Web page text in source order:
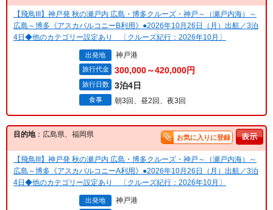
【飛鳥III】神戸発 秋の瀬戸内 広島・博多クルーズ・神戸～（瀬戸内海）～
広島～博多《アスカバルコニーB利用》●2026年10月26日（月）出航／3泊
4日◆他のカテゴリー設定あり 〔クルーズ紀行：2026年10月〕
出発地 神戸港
旅行代金 300,000～420,000円
旅行日数 3泊4日
食事 朝3回、昼2回、夜3回
目的地：広島県、福岡県 お気に入りに登録
【飛鳥III】神戸発 秋の瀬戸内 広島・博多クルーズ・神戸～（瀬戸内海）～
広島～博多《アスカバルコニーA利用》●2026年10月26日（月）出航／3泊
4日◆他のカテゴリー設定あり 〔クルーズ紀行：2026年10月〕
出発地 神戸港